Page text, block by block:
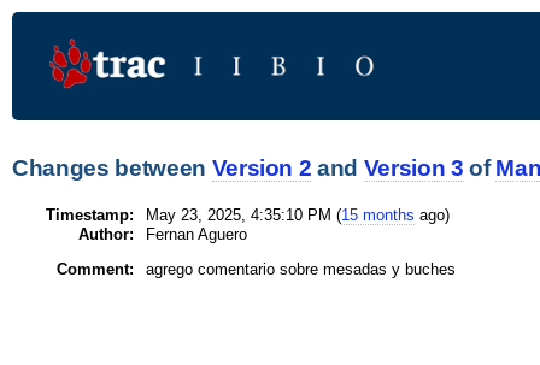
Changes between Version 2 and Version 3 of
Timestamp: May 23, 2025, 4:35:10 PM (15 months ago)
Author:
Fernan Aguero
Comment:
agrego comentario sobre mesadas y buches